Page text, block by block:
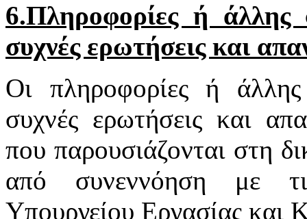
6.Πληροφορίες ή άλλης
συχνές ερωτήσεις και
Οι πληροφορίες ή άλλης
συχνές ερωτήσεις και
που παρουσιάζονται στη
από συνεννόηση με
Υπουργείου Εργασίας και